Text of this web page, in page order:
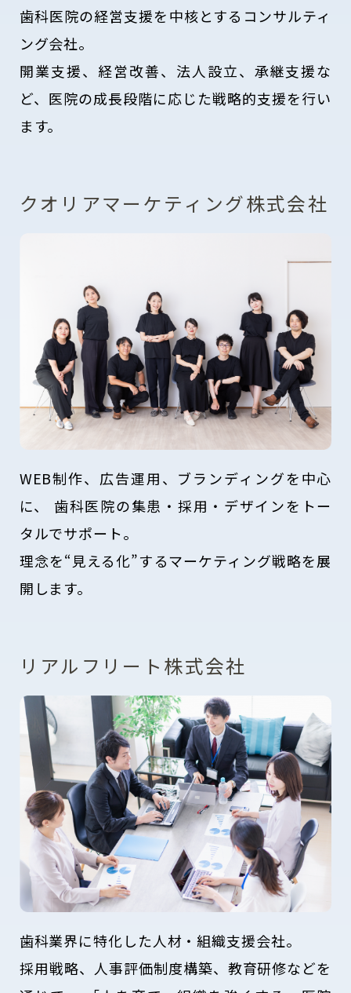
歯科医院の経営支援を中核とするコンサルティ
ング会社。
開業支援、経営改善、法人設立、承継支援な
ど、医院の成長段階に応じた戦略的支援を行い
ます。
クオリアマーケティング株式会社
WEB制作、広告運用、ブランディングを中心
に、
歯科医院の集患・採用・デザインをトー
タルでサポート。
理念を“見える化”するマーケティング戦略を展
開します。
リアルフリート株式会社
歯科業界に特化した人材・組織支援会社。
採用戦略、人事評価制度構築、教育研修などを